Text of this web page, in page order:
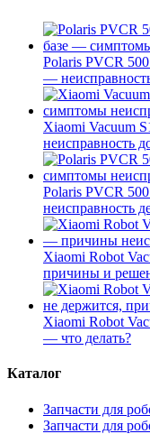
Polaris PVCR
—
Xiaomi Vacuum
неисправность
Polaris PVCR
неисправность
Xiaomi Robot
причины и
Xiaomi Robot
— что делать?
Каталог
Запчасти для
Запчасти для